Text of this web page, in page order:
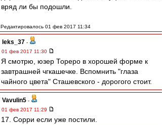
вряд ли бы подошли.
Редактировалось 01 фев 2017 11:34
leks_37 -
01 фев 2017 11:30
Я смотрю, юзер Тореро в хорошей форме к
завтрашней чгкашечке. Вспомнить "глаза
чайного цвета" Сташевского - дорогого стоит.
Vavulin5 -
01 фев 2017 11:29
17. Сорри если уже постили.